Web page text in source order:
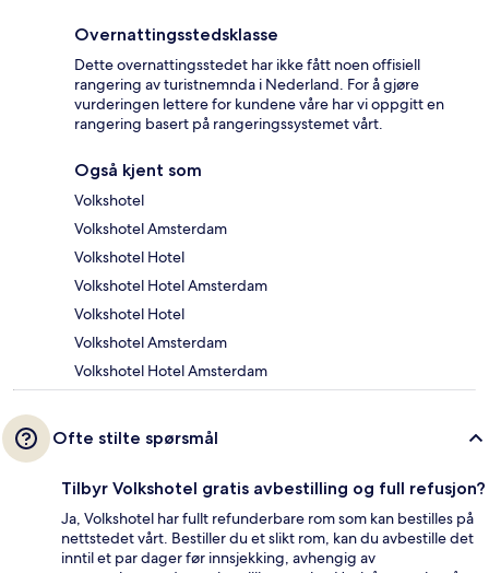
Overnattingsstedsklasse
Dette overnattingsstedet har ikke fått noen offisiell
rangering av turistnemnda i Nederland. For å gjøre
vurderingen lettere for kundene våre har vi oppgitt en
rangering basert på rangeringssystemet vårt.
Også kjent som
Volkshotel
Volkshotel Amsterdam
Volkshotel Hotel
Volkshotel Hotel Amsterdam
Volkshotel Hotel
Volkshotel Amsterdam
Volkshotel Hotel Amsterdam
Ofte stilte spørsmål
Tilbyr Volkshotel gratis avbestilling og full refusjon?
Ja, Volkshotel har fullt refunderbare rom som kan bestilles på
nettstedet vårt. Bestiller du et slikt rom, kan du avbestille det
inntil et par dager før innsjekking, avhengig av